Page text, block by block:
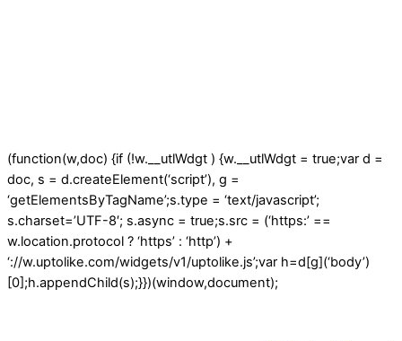
(function(w,doc) {if (!w.__utlWdgt ) {w.__utlWdgt = true;var d =
doc, s = d.createElement(‘script’), g =
‘getElementsByTagName’;s.type = ‘text/javascript’;
s.charset=’UTF-8′; s.async = true;s.src = (‘https:’ ==
w.location.protocol ? ‘https’ : ‘http’) +
‘://w.uptolike.com/widgets/v1/uptolike.js’;var h=d[g](‘body’)
[0];h.appendChild(s);}})(window,document);